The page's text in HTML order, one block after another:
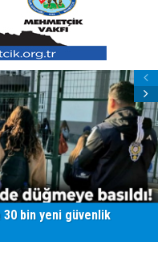
30 bin yeni güvenlik